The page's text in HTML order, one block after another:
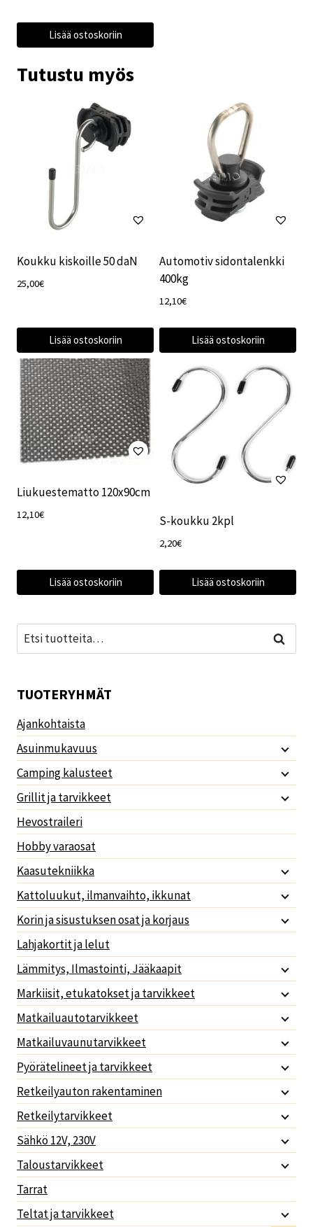
Lisää ostoskoriin
Tutustu myös
Koukku kiskoille 50 daN
25,00€
Lisää ostoskoriin
Automotiv sidontalenkki
400kg
12,10€
Lisää ostoskoriin
Liukuestematto 120x90cm
12,10€
Lisää ostoskoriin
S-koukku 2kpl
2,20€
Lisää ostoskoriin
Etsi: Haku
TUOTERYHMÄT
Ajankohtaista
Asuinmukavuus
Camping kalusteet
Grillit ja tarvikkeet
Hevostraileri
Hobby varaosat
Kaasutekniikka
Kattoluukut, ilmanvaihto, ikkunat
Korin ja sisustuksen osat ja korjaus
Lahjakortit ja lelut
Lämmitys, Ilmastointi, Jääkaapit
Markiisit, etukatokset ja tarvikkeet
Matkailuautotarvikkeet
Matkailuvaunutarvikkeet
Pyörätelineet ja tarvikkeet
Retkeilyauton rakentaminen
Retkeilytarvikkeet
Sähkö 12V, 230V
Taloustarvikkeet
Tarrat
Teltat ja tarvikkeet